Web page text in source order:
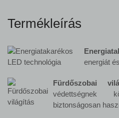
Termékleírás
energiát
Fürdőszobai
védettségnek
biztonságosan